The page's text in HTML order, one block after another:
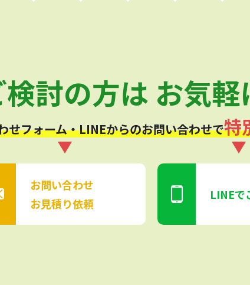
討の方は お気
せフォーム・LINEからのお問い合わせで特
お問い合わせ
お見積り依頼
LINEで